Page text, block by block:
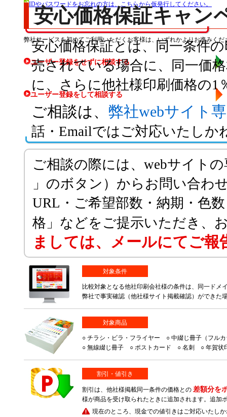
IDやパスワードをお忘れの方は、こちらから仮発行してください。
弊社サービスを初めてご利用いただくお客様は、いずれかよりお進みくだ
ユーザー登録をせずに相談する
ユーザー登録をして相談する
安心価格保証キャン
安心価格保証とは、同一条件
売されている場合に、同一価
に、さらに他社様印刷価格の
ご相談は、 弊社webサイト
話・Emailではご対応いたし
ご相談の際には、webサイト
」のボタン）からお問い合わ
URL・ご希望部数・納期・色
格」などをご提示いただき、
ましては、メールにてご報
対象条件
比較対象となる他社印刷会社様の条件は、同一ドメ
弊社で事実確認（他社様サイト掲載確認）ができた
対象商品
○ チラシ・ビラ・フライヤー ○ 中綴じ冊子（フ
○ 無線綴じ冊子 ○ ポストカード ○ 名刺 ○ 年賀状
割引・値引き
割引は、他社様掲載同一条件の価格との 差額分を
様が商品を受け取られたときに追加されます。追加
現在のところ、現金での値引きはご対応いたし